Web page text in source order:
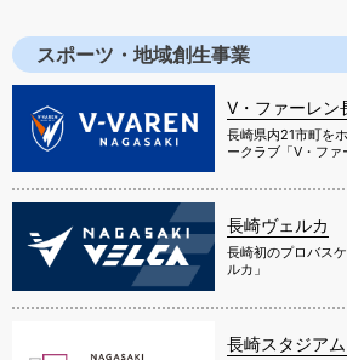
スポーツ・地域創生事業
V・ファーレン
長崎県内21市町を
ークラブ「V・ファ
長崎ヴェルカ
長崎初のプロバス
ルカ」
長崎スタジア